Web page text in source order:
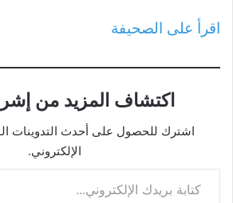
اقرأ على الصحيفة
اكتشاف المزيد من
اشترك للحصول على أحدث التدوينات
الإلكتروني.
كتابة بريدك الإلكتروني...